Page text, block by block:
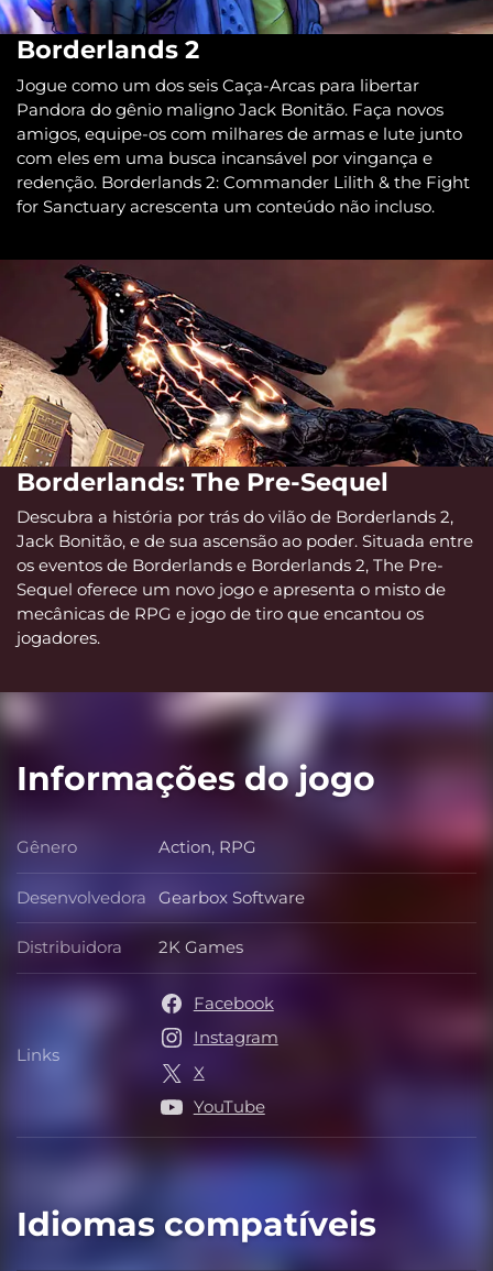
Borderlands 2
Jogue como um dos seis Caça-Arcas para libertar
Pandora do gênio maligno Jack Bonitão. Faça novos
amigos, equipe-os com milhares de armas e lute junto
com eles em uma busca incansável por vingança e
redenção. Borderlands 2: Commander Lilith & the Fight
for Sanctuary acrescenta um conteúdo não incluso.
Borderlands: The Pre-Sequel
Descubra a história por trás do vilão de Borderlands 2,
Jack Bonitão, e de sua ascensão ao poder. Situada entre
os eventos de Borderlands e Borderlands 2, The Pre-
Sequel oferece um novo jogo e apresenta o misto de
mecânicas de RPG e jogo de tiro que encantou os
jogadores.
Informações do jogo
Gênero Gênero
Action, RPG
Desenvolvedora Desenvolvedora
Gearbox Software
Distribuidora Distribuidora
2K Games
Links Links
Facebook
Instagram
X
YouTube
Idiomas compatíveis